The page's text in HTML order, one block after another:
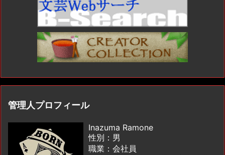
管理人プロフィール
Inazuma Ramone
性別：男
職業：会社員